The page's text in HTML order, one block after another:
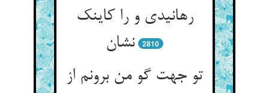
رهانیدی و را کاینک
نشان‏
2810
تو جهت گو من برونم از